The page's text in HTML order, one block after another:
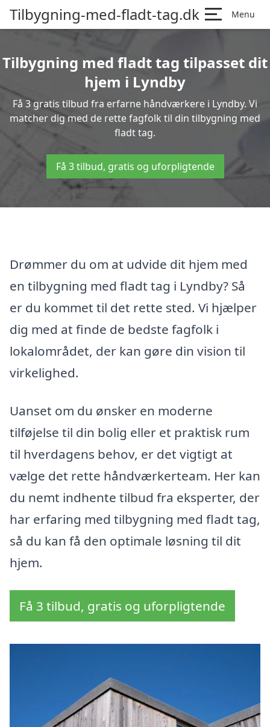
Tilbygning-med-fladt-tag.dk Menu
Tilbygning med fladt tag tilpasset dit
hjem i Lyndby
Få 3 gratis tilbud fra erfarne håndværkere i Lyndby. Vi
matcher dig med de rette fagfolk til din tilbygning med
fladt tag.
Få 3 tilbud, gratis og uforpligtende
Drømmer du om at udvide dit hjem med
en tilbygning med fladt tag i Lyndby? Så
er du kommet til det rette sted. Vi hjælper
dig med at finde de bedste fagfolk i
lokalområdet, der kan gøre din vision til
virkelighed.
Uanset om du ønsker en moderne
tilføjelse til din bolig eller et praktisk rum
til hverdagens behov, er det vigtigt at
vælge det rette håndværkerteam. Her kan
du nemt indhente tilbud fra eksperter, der
har erfaring med tilbygning med fladt tag,
så du kan få den optimale løsning til dit
hjem.
Få 3 tilbud, gratis og uforpligtende